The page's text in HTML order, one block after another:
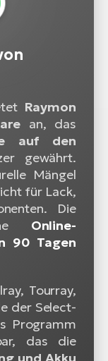
Raymon
an, das
auf den
gewährt.
Mängel
für Lack,
Die
Online-
90 Tagen
Tourray,
der Select-
Programm
das die
und Akku